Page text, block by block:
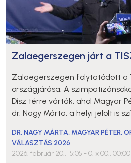
Zalaegerszegen járt a
Zalaegerszegen folytatódott a
országjárása. A
Dísz térre várták, ahol Magyar
dr. Nagy Márta, a helyi jelölt is
DR. NAGY MÁRTA, MAGYAR PÉTER,
VÁLASZTÁS 2026
2026. február 20., 15:05 - 0. x 00., 00:00